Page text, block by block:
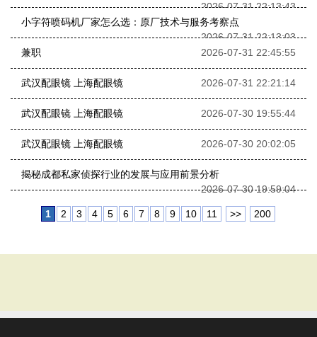
2026-07-31 22:13:43
小字符喷码机厂家怎么选：原厂技术与服务考察点
2026-07-31 22:13:03
兼职
2026-07-31 22:45:55
武汉配眼镜 上海配眼镜 2026-07-31 22:21:14
武汉配眼镜 上海配眼镜 2026-07-30 19:55:44
武汉配眼镜 上海配眼镜 2026-07-30 20:02:05
揭秘成都私家侦探行业的发展与应用前景分析
2026-07-30 19:59:04
1 2 3 4 5 6 7 8 9 10 11 >> 200